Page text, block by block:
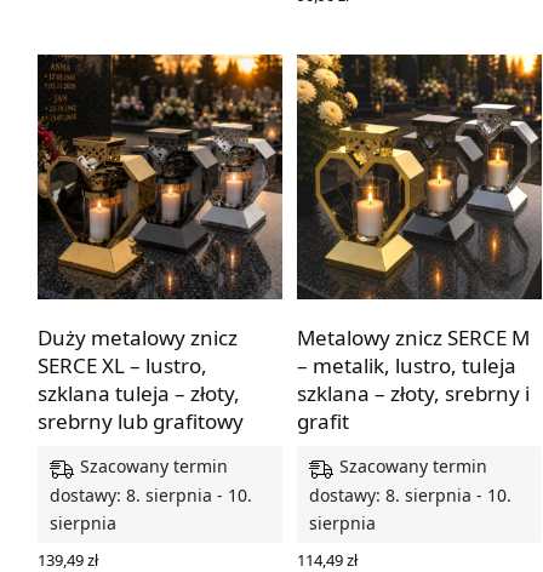
Duży metalowy znicz
SERCE XL – lustro,
szklana tuleja – złoty,
srebrny lub grafitowy
Szacowany termin
dostawy: 8. sierpnia - 10.
sierpnia
139,49zł
Metalowy znicz SERCE M
– metalik, lustro, tuleja
szklana – złoty, srebrny i
grafit
Szacowany termin
dostawy: 8. sierpnia - 10.
sierpnia
114,49zł